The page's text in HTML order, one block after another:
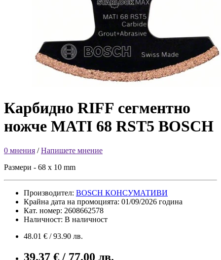
Карбидно RIFF сегментно
ножче MATI 68 RST5 BOSCH
0 мнения /Напишете мнение
Размери - 68 x 10 mm
Производител: BOSCH КОНСУМАТИВИ
Крайна дата на промоцията: 01/09/2026 година
Кат. номер: 2608662578
Наличност: В наличност
48.01 € / 93.90 лв.
39.37 € / 77.00 лв.